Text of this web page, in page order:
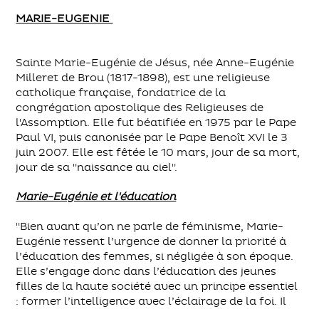
MARIE-EUGENIE
Sainte Marie-Eugénie de Jésus, née Anne-Eugénie
Milleret de Brou (1817-1898), est une religieuse
catholique française, fondatrice de la
congrégation apostolique des Religieuses de
l'Assomption. Elle fut béatifiée en 1975 par le Pape
Paul VI, puis canonisée par le Pape Benoît XVI le 3
juin 2007. Elle est fêtée le 10 mars, jour de sa mort,
jour de sa "naissance au ciel".
Marie-Eugénie et l'éducation
"Bien avant qu’on ne parle de féminisme, Marie-
Eugénie ressent l’urgence de donner la priorité à
l’éducation des femmes, si négligée à son époque.
Elle s’engage donc dans l’éducation des jeunes
filles de la haute société avec un principe essentiel
: former l’intelligence avec l’éclairage de la foi. Il